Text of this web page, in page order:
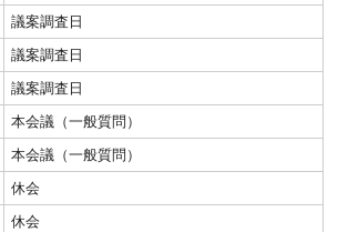
議案調査日
議案調査日
議案調査日
本会議（一般質問）
本会議（一般質問）
休会
休会